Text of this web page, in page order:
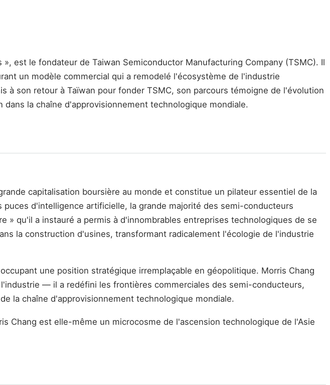
est le fondateur de Taiwan Semiconductor Manufacturing Company (TSMC). Il
un modèle commercial qui a remodelé l'écosystème de l'industrie
à son retour à Taïwan pour fonder TSMC, son parcours témoigne de l'évolution
la chaîne d'approvisionnement technologique mondiale.
capitalisation boursière au monde et constitue un pilateur essentiel de la
d'intelligence artificielle, la grande majorité des semi-conducteurs
» qu'il a instauré a permis à d'innombrables entreprises technologiques de se
la construction d'usines, transformant radicalement l'écologie de l'industrie
une position stratégique irremplaçable en géopolitique. Morris Chang
— il a redéfini les frontières commerciales des semi-conducteurs,
la chaîne d'approvisionnement technologique mondiale.
Chang est elle-même un microcosme de l'ascension technologique de l'Asie